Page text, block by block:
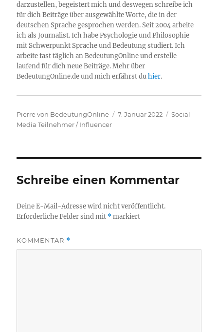
darzustellen, begeistert mich und deswegen schreibe ich
für dich Beiträge über ausgewählte Worte, die in der
deutschen Sprache gesprochen werden. Seit 2004 arbeite
ich als Journalist. Ich habe Psychologie und Philosophie
mit Schwerpunkt Sprache und Bedeutung studiert. Ich
arbeite fast täglich an BedeutungOnline und erstelle
laufend für dich neue Beiträge. Mehr über
BedeutungOnline.de und mich erfährst duhier.
Autor
Pierre von BedeutungOnline
Veröffentlicht
7. Januar 2022 Kategorien
Social
Media Teilnehmer / Influencer
Schreibe einen Kommentar
Deine E-Mail-Adresse wird nicht veröffentlicht.
Erforderliche Felder sind mit *markiert
KOMMENTAR *